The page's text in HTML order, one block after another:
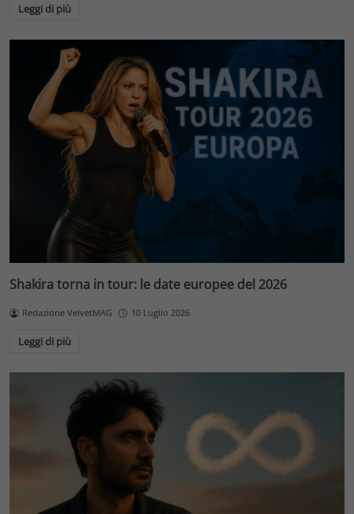
Leggi di più
Shakira torna in tour: le date europee del 2026
Redazione VelvetMAG 10 Luglio 2026
Leggi di più